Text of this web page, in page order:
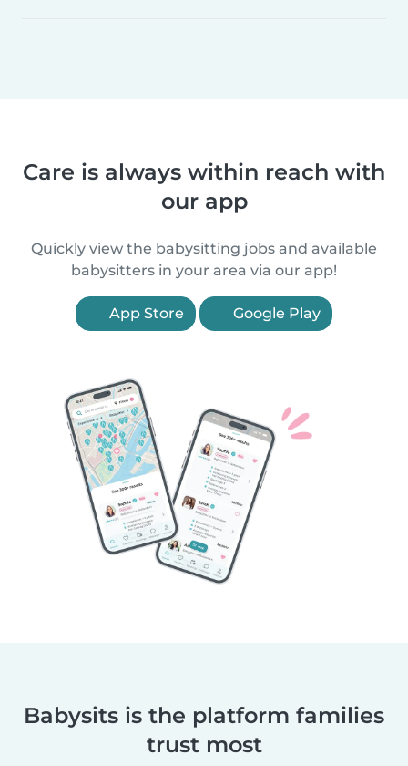
Care is always within reach with
our app
Quickly view the babysitting jobs and available
babysitters in your area via our app!
App Store Google Play
Babysits is the platform families
trust most